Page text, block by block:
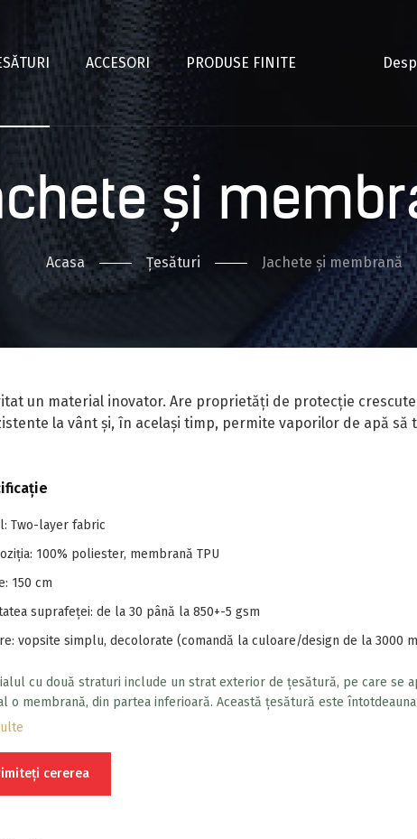
ACCESORI PRODUSE FINITE
și
Acasa Țesături Jachete și membrană
un material inovator. Are proprietăți de protecție
la vânt și, în același timp, permite vaporilor de apă să
Two-layer fabric
100% poliester, membrană TPU
150 cm
suprafeței: de la 30 până la 850+-5 gsm
vopsite simplu, decolorate (comandă la culoare/design de la 3000
cu două straturi include un strat exterior de țesătură, pe care se
o membrană, din partea inferioară. Această țesătură este
cu căptușeală, deoarece căptușeala asigură o protecție
cererea